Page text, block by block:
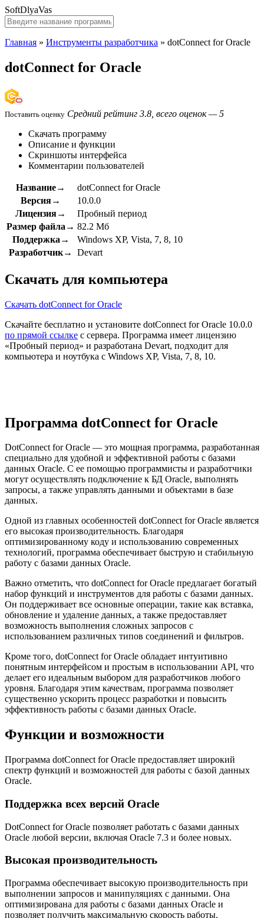
SoftDlyaVas
Главная » Инструменты разработчика » dotConnect for Oracle
dotConnect for Oracle
Поставить оценку Средний рейтинг 3.8, всего оценок — 5
Скачать программу
Описание и функции
Скриншоты интерфейса
Комментарии пользователей
Название→
dotConnect for Oracle
Версия→
10.0.0
Лицензия→
Пробный период
Размер файла→ 82.2 Мб
Поддержка→
Windows XP, Vista, 7, 8, 10
Разработчик→
Devart
Скачать для компьютера
Скачать dotConnect for Oracle
Скачайте бесплатно и установите dotConnect for Oracle 10.0.0
по прямой ссылке с сервера. Программа имеет лицензию
«Пробный период» и разработана Devart, подходит для
компьютера и ноутбука с Windows XP, Vista, 7, 8, 10.
Программа dotConnect for Oracle
DotConnect for Oracle — это мощная программа, разработанная
специально для удобной и эффективной работы с базами
данных Oracle. С ее помощью программисты и разработчики
могут осуществлять подключение к БД Oracle, выполнять
запросы, а также управлять данными и объектами в базе
данных.
Одной из главных особенностей dotConnect for Oracle является
его высокая производительность. Благодаря
оптимизированному коду и использованию современных
технологий, программа обеспечивает быструю и стабильную
работу с базами данных Oracle.
Важно отметить, что dotConnect for Oracle предлагает богатый
набор функций и инструментов для работы с базами данных.
Он поддерживает все основные операции, такие как вставка,
обновление и удаление данных, а также предоставляет
возможность выполнения сложных запросов с
использованием различных типов соединений и фильтров.
Кроме того, dotConnect for Oracle обладает интуитивно
понятным интерфейсом и простым в использовании API, что
делает его идеальным выбором для разработчиков любого
уровня. Благодаря этим качествам, программа позволяет
существенно ускорить процесс разработки и повысить
эффективность работы с базами данных Oracle.
Функции и возможности
Программа dotConnect for Oracle предоставляет широкий
спектр функций и возможностей для работы с базой данных
Oracle.
Поддержка всех версий Oracle
DotConnect for Oracle позволяет работать с базами данных
Oracle любой версии, включая Oracle 7.3 и более новых.
Высокая производительность
Программа обеспечивает высокую производительность при
выполнении запросов и манипуляциях с данными. Она
оптимизирована для работы с базами данных Oracle и
позволяет получить максимальную скорость работы.